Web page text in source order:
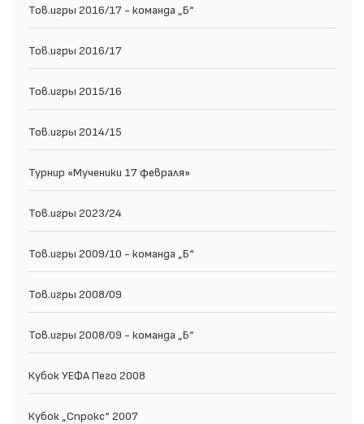
Тов.игры 2016/17 - команда „Б“
Тов.игры 2016/17
Тов.игры 2015/16
Тов.игры 2014/15
Турнир «Мученики 17 февраля»
Тов.игры 2023/24
Тов.игры 2009/10 - команда „Б“
Тов.игры 2008/09
Тов.игры 2008/09 - команда „Б“
Кубок УЕФА Пего 2008
Кубок „Спрокс“ 2007